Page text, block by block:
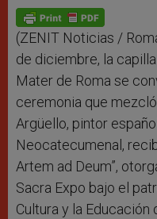
p
p
g
e
r
o
k
(ZENIT Noticias /
de diciembre, la
Mater de Roma se
ceremonia que
Argüello, pintor
Neocatecumenal,
Artem ad Deum”,
Sacra Expo bajo el
Cultura y la Educación